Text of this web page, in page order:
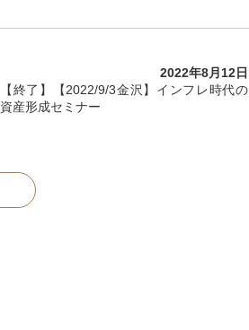
2022年8月12日
【終了】【2022/9/3金沢】インフレ時代の
資産形成セミナー